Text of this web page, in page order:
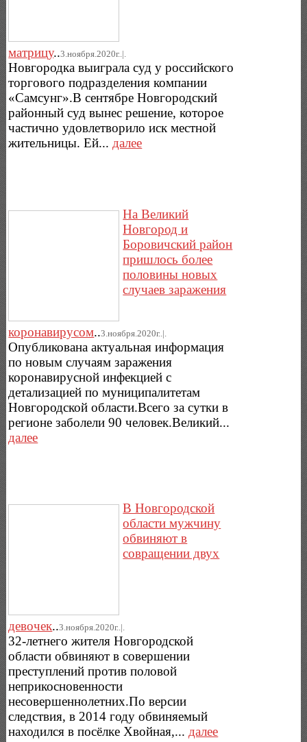
матрицу..3.ноября.2020г..|.
Новгородка выиграла суд у российского
торгового подразделения компании
«Самсунг».В сентябре Новгородский
районный суд вынес решение, которое
частично удовлетворило иск местной
жительницы. Ей...далее
На Великий
Новгород и
Боровичский район
пришлось более
половины новых
случаев заражения
коронавирусом..3.ноября.2020г..|.
Опубликована актуальная информация
по новым случаям заражения
коронавирусной инфекцией с
детализацией по муниципалитетам
Новгородской области.Всего за сутки в
регионе заболели 90 человек.Великий...
далее
В Новгородской
области мужчину
обвиняют в
совращении двух
девочек..3.ноября.2020г..|.
32-летнего жителя Новгородской
области обвиняют в совершении
преступлений против половой
неприкосновенности
несовершеннолетних.По версии
следствия, в 2014 году обвиняемый
находился в посёлке Хвойная,... далее